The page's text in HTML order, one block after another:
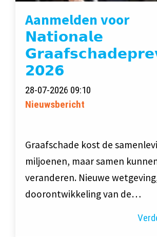
Aanmelden voor
𝗡𝗮𝘁𝗶𝗼𝗻𝗮𝗹𝗲
𝟮𝟬𝟮𝟲
28-07-2026 09:10
Nieuwsbericht
Graafschade kost de
miljoenen, maar samen
veranderen. Nieuwe
doorontwikkeling van de…